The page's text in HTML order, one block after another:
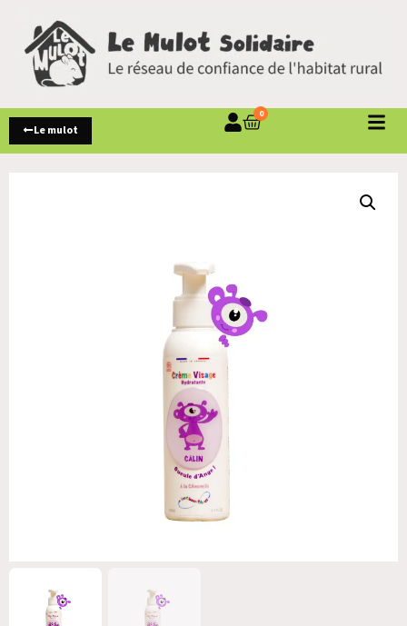
Le mulot
0